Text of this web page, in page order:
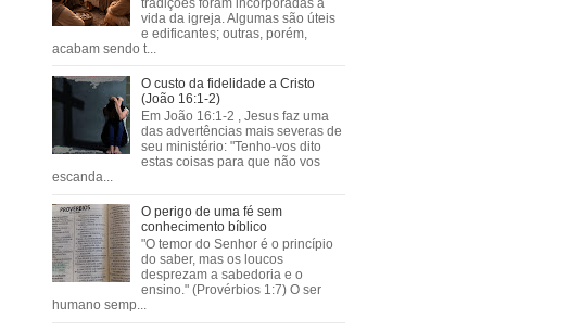
tradições foram incorporadas à
vida da igreja. Algumas são úteis
e edificantes; outras, porém,
acabam sendo t...
O custo da fidelidade a Cristo
(João 16:1-2)
Em João 16:1-2 , Jesus faz uma
das advertências mais severas de
seu ministério: "Tenho-vos dito
estas coisas para que não vos
escanda...
O perigo de uma fé sem
conhecimento bíblico
"O temor do Senhor é o princípio
do saber, mas os loucos
desprezam a sabedoria e o
ensino." (Provérbios 1:7) O ser
humano semp...